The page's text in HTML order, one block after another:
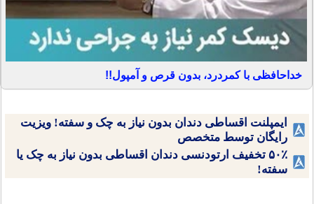
خداحافظی با کمردرد، بدون قرص و آمپول!!
ایمپلنت اقساطی دندان بدون نیاز به چک و سفته! ویزیت
رایگان توسط متخصص
۵۰٪ تخفیف ارتودنسی دندان اقساطی بدون نیاز به چک یا
سفته!